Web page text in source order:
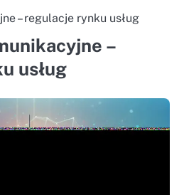
– regulacje rynku usług
–
usług